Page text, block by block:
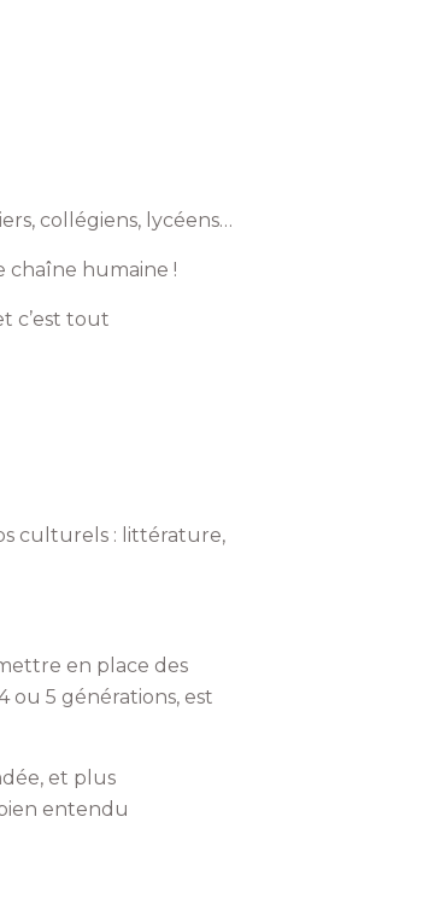
collégiens, lycéens…
chaîne humaine !
c’est tout
culturels : littérature,
en place des
ou 5 générations, est
et plus
entendu